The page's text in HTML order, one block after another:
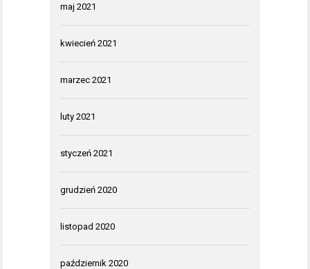
maj 2021
kwiecień 2021
marzec 2021
luty 2021
styczeń 2021
grudzień 2020
listopad 2020
październik 2020